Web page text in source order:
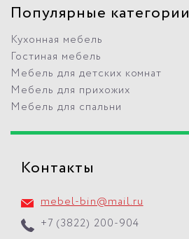
Популярные категории
Кухонная мебель
Гостиная мебель
Мебель для детских комнат
Мебель для прихожих
Мебель для спальни
Контакты
mebel-bin@mail.ru
+7 (3822) 200-904